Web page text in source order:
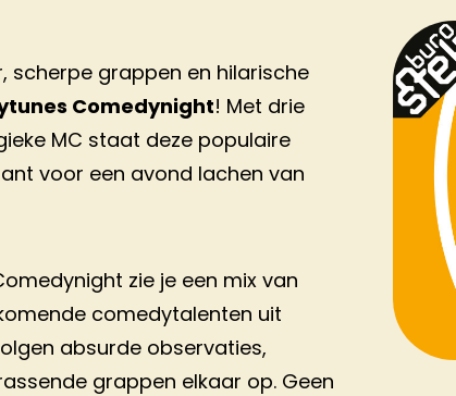
scherpe grappen en hilarische
Comedynight! Met drie
MC staat deze populaire
voor een avond lachen van
zie je een mix van
comedytalenten uit
absurde observaties,
grappen elkaar op. Geen